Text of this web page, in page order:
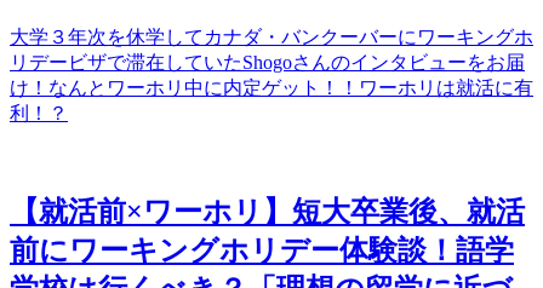
大学３年次を休学してカナダ・バンクーバーにワーキングホ
リデービザで滞在していたShogoさんのインタビューをお届
け！なんとワーホリ中に内定ゲット！！ワーホリは就活に有
利！？
【就活前×ワーホリ】短大卒業後、就活
前にワーキングホリデー体験談！語学